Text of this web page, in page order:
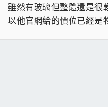
雖然有玻璃但整體還是很
以他官網給的價位已經是